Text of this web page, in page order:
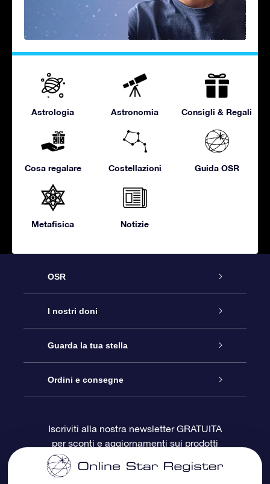
Astrologia Astronomia Consigli & Regali
Cosa regalare Costellazioni Guida OSR
Metafisica Notizie
OSR
Assistenza
Contattaci
Blog
OSR Recensioni
I nostri doni
Online Star Gift
Pacchetto regalo OSR
Gift Card OSR
Doni aziendali
Guarda la tua stella
Registro stellare
Star Page personalizzata
One Million Stars
Ordini e consegne
Informazioni di Pagamento
Iscriviti alla nostra newsletter GRATUITA
per sconti e aggiornamenti sui prodotti